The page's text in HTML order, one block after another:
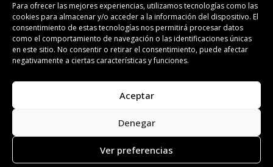
Para ofrecer las mejores experiencias, utilizamos tecnologías como las
cookies para almacenar y/o acceder a la información del dispositivo. El
consentimiento de estas tecnologías nos permitirá procesar datos
como el comportamiento de navegación o las identificaciones únicas
en este sitio. No consentir o retirar el consentimiento, puede afectar
negativamente a ciertas características y funciones.
Aceptar
Denegar
Ver preferencias
CONTACTO REDACCIÓN PUBLICIDAD
ISSN 2385-4839 DL B 27443-2014
Todos los derechos reservados. Copyright 2008-2024.
Barcelona Fashion Press®/™ es una marca registrada.